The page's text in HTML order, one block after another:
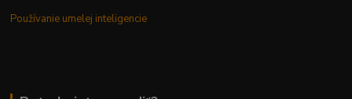
Používanie umelej inteligencie